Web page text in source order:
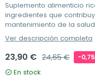
Suplemento alimenticio
ingredientes que
mantenimiento de la
Ver descripción completa
23,90 € 24,65 € -
En stock